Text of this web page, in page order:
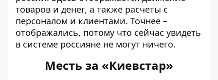
товаров и денег, а также расчеты с
персоналом и клиентами. Точнее –
отображались, потому что сейчас увидеть
в системе россияне не могут ничего.
Месть за «Киевстар»